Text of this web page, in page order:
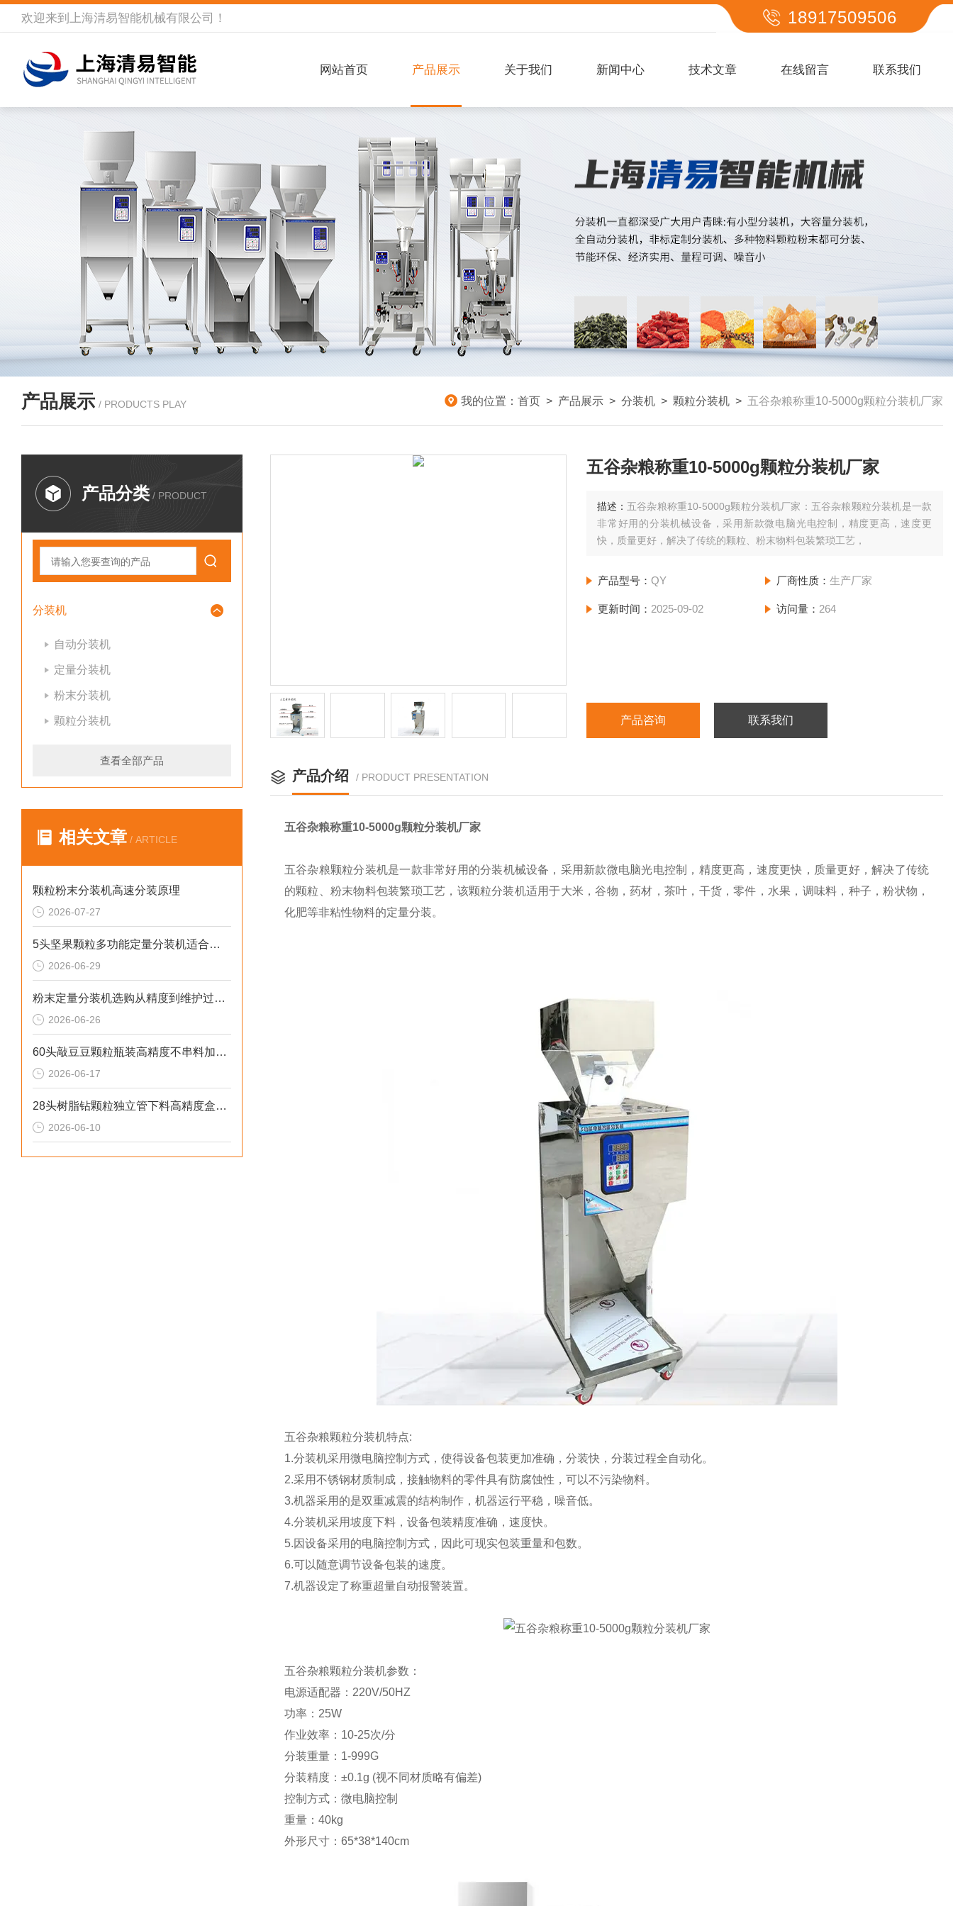
欢迎来到 上海清易智能机械有限公司 ！ 18917509506
网站首页 产品展示 关于我们 新闻中心 技术文章 在线留言 联系我们
产品展示 / PRODUCTS PLAY 我的位置： 首页 > 产品展示 > 分装机 > 颗粒分装机 > 五谷杂粮称重10-5000g颗粒分装机厂家
产品分类 / PRODUCT
分装机
自动分装机
定量分装机
粉末分装机
颗粒分装机
查看全部产品
相关文章 / ARTICLE
颗粒粉末分装机高速分装原理
2026-07-27
5头坚果颗粒多功能定量分装机适合小作坊
2026-06-29
粉末定量分装机选购从精度到维护过程的步骤
2026-06-26
60头敲豆豆颗粒瓶装高精度不串料加大料仓定量分装机非标定制
2026-06-17
28头树脂钻颗粒独立管下料高精度盒装分装机性价比高
2026-06-10
五谷杂粮称重10-5000g颗粒分装机厂家
描述： 五谷杂粮称重10-5000g颗粒分装机厂家：五谷杂粮颗粒分装机​是一款
非常好用的分装机械设备，采用新款微电脑光电控制，精度更高，速度更
快，质量更好，解决了传统的颗粒、粉末物料包装繁琐工艺，
产品型号：QY 厂商性质： 生产厂家
更新时间： 2025-09-02 访问量： 264
产品咨询 联系我们
产品介绍 / PRODUCT PRESENTATION
五谷杂粮称重10-5000g颗粒分装机厂家
五谷杂粮颗粒分装机是一款非常好用的分装机械设备，采用新款微电脑光电控制，精度更高，速度更快，质量更好，解决了传统
的颗粒、粉末物料包装繁琐工艺，该颗粒分装机适用于大米，谷物，药材，茶叶，干货，零件，水果，调味料，种子，粉状物，
化肥等非粘性物料的定量分装。
五谷杂粮颗粒分装机特点:
1.分装机采用微电脑控制方式，使得设备包装更加准确，分装快，分装过程全自动化。
2.采用不锈钢材质制成，接触物料的零件具有防腐蚀性，可以不污染物料。
3.机器采用的是双重减震的结构制作，机器运行平稳，噪音低。
4.分装机采用坡度下料，设备包装精度准确，速度快。
5.因设备采用的电脑控制方式，因此可现实包装重量和包数。
6.可以随意调节设备包装的速度。
7.机器设定了称重超量自动报警装置。
五谷杂粮颗粒分装机参数：
电源适配器：220V/50HZ
功率：25W
作业效率：10-25次/分
分装重量：1-999G
分装精度：±0.1g (视不同材质略有偏差)
控制方式：微电脑控制
重量：40kg
外形尺寸：65*38*140cm